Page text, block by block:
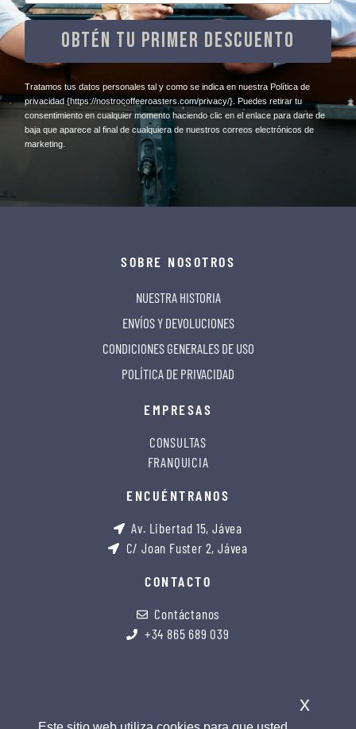
OBTÉN TU PRIMER DESCUENTO
​Tratamos tus datos personales tal y como se indica en nuestra Política de
privacidad {https://nostrocoffeeroasters.com/privacy/} . Puedes retirar tu
consentimiento en cualquier momento haciendo clic en el enlace para darte de
baja que aparece al final de cualquiera de nuestros correos electrónicos de
marketing.
SOBRE NOSOTROS
NUESTRA HISTORIA
ENVÍOS Y DEVOLUCIONES
CONDICIONES GENERALES DE USO
POLÍTICA DE PRIVACIDAD
EMPRESAS
CONSULTAS
FRANQUICIA
ENCUÉNTRANOS
Av. Libertad 15, Jávea
C/ Joan Fuster 2, Jávea
CONTACTO
Contáctanos
+34 865 689 039
x